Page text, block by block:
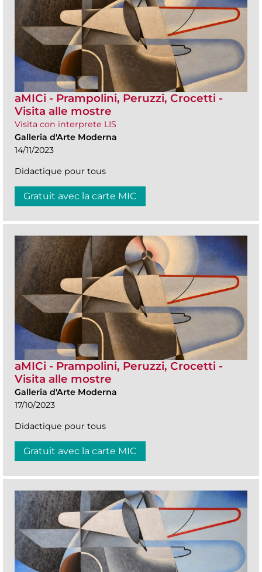
aMICi - Prampolini, Peruzzi, Crocetti -
Visita alle mostre
Visita con interprete LIS
Galleria d'Arte Moderna
14/11/2023
Didactique pour tous
Gratuit avec la carte MIC
aMICi - Prampolini, Peruzzi, Crocetti -
Visita alle mostre
Galleria d'Arte Moderna
17/10/2023
Didactique pour tous
Gratuit avec la carte MIC